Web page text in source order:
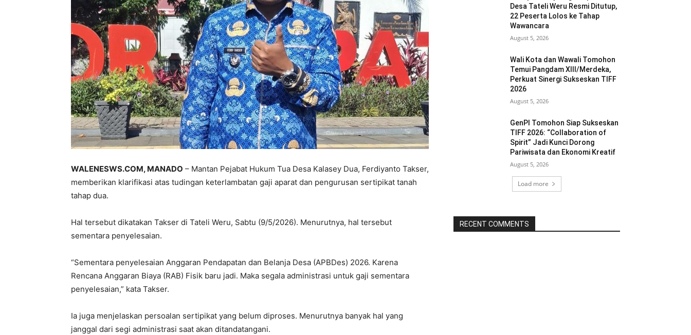
WALENESWS.COM, MANADO – Mantan Pejabat Hukum Tua Desa Kalasey Dua, Ferdiyanto Takser,
memberikan klarifikasi atas tudingan keterlambatan gaji aparat dan pengurusan sertipikat tanah
tahap dua.
Hal tersebut dikatakan Takser di Tateli Weru, Sabtu (9/5/2026). Menurutnya, hal tersebut
sementara penyelesaian.
“Sementara penyelesaian Anggaran Pendapatan dan Belanja Desa (APBDes) 2026. Karena
Rencana Anggaran Biaya (RAB) Fisik baru jadi. Maka segala administrasi untuk gaji sementara
penyelesaian,” kata Takser.
Ia juga menjelaskan persoalan sertipikat yang belum diproses. Menurutnya banyak hal yang
janggal dari segi administrasi saat akan ditandatangani.
Desa Tateli Weru Resmi Ditutup,
22 Peserta Lolos ke Tahap
Wawancara
August 5, 2026
Wali Kota dan Wawali Tomohon
Temui Pangdam XIII/Merdeka,
Perkuat Sinergi Sukseskan TIFF
2026
August 5, 2026
GenPI Tomohon Siap Sukseskan
TIFF 2026: “Collaboration of
Spirit” Jadi Kunci Dorong
Pariwisata dan Ekonomi Kreatif
August 5, 2026
Load more
RECENT COMMENTS